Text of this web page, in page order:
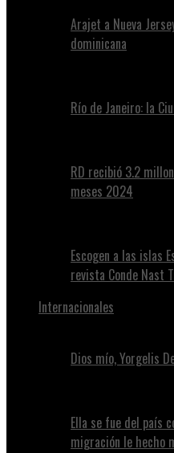
Arajet a Nueva
dominicana
Río de Janeiro: la
RD recibió 3.2
meses 2024
Escogen a las islas
revista Conde Nast
Internacionales
Dios mío, Yorgelis
Ella se fue del país
migración le hecho